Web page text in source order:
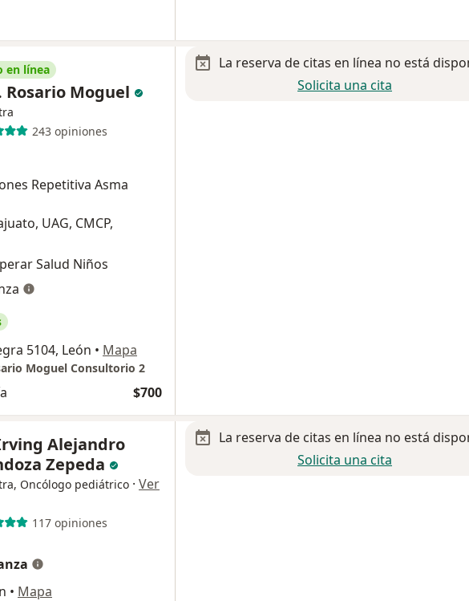
en línea
Rosario Moguel
243 opiniones
Repetitiva Asma
UAG, CMCP,
Salud Niños
5104, León • Mapa
Moguel Consultorio 2
$700
La reserva de citas en línea no está
Solicita una cita
Alejandro
Zepeda
Oncólogo pediátrico · Ver
117 opiniones
• Mapa
La reserva de citas en línea no está
Solicita una cita